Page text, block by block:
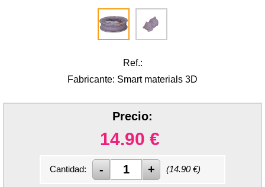
Ref.:
Fabricante: Smart materials 3D
Precio:
14.90 €
Cantidad: (14.90€)